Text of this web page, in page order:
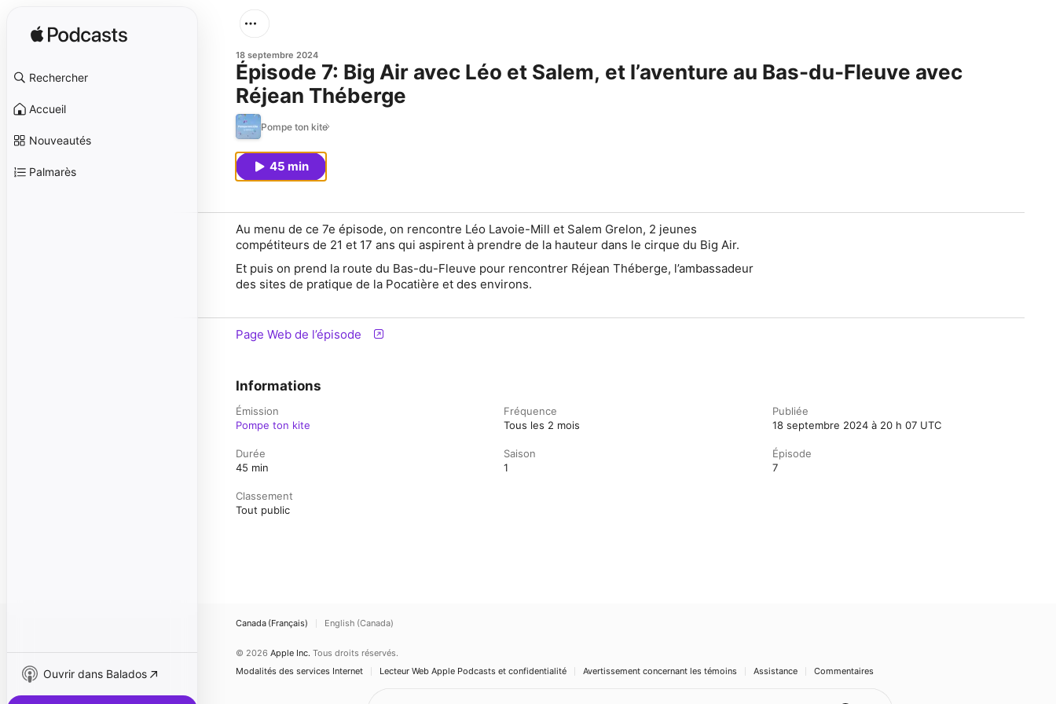
Rechercher
Accueil
Nouveautés
Palmarès
Ouvrir dans Balados
18 septembre 2024
Épisode 7: Big Air avec Léo et Salem, et l’aventure au Bas-du-Fleuve avec
Réjean Théberge
Pompe ton kite
45 min
Au menu de ce 7e épisode, on rencontre Léo Lavoie-Mill et Salem Grelon, 2 jeunes
compétiteurs de 21 et 17 ans qui aspirent à prendre de la hauteur dans le cirque du Big Air.
Et puis on prend la route du Bas-du-Fleuve pour rencontrer Réjean Théberge, l’ambassadeur
des sites de pratique de la Pocatière et des environs.
Page Web de l’épisode
Informations
Émission
Pompe ton kite
Fréquence
Tous les 2 mois
Publiée
18 septembre 2024 à 20 h 07 UTC
Durée
45 min
Saison
1
Épisode
7
Classement
Tout public
Canada (Français) English (Canada)
© 2026 Apple Inc. Tous droits réservés.
Modalités des services Internet
Lecteur Web Apple Podcasts et confidentialité Avertissement concernant les témoins Assistance Commentaires